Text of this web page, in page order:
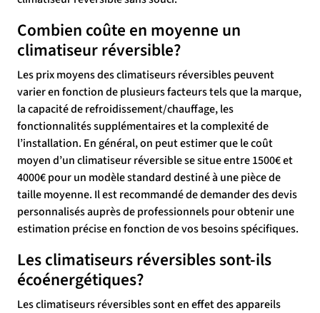
Combien coûte en moyenne un
climatiseur réversible?
Les prix moyens des climatiseurs réversibles peuvent
varier en fonction de plusieurs facteurs tels que la marque,
la capacité de refroidissement/chauffage, les
fonctionnalités supplémentaires et la complexité de
l’installation. En général, on peut estimer que le coût
moyen d’un climatiseur réversible se situe entre 1500€ et
4000€ pour un modèle standard destiné à une pièce de
taille moyenne. Il est recommandé de demander des devis
personnalisés auprès de professionnels pour obtenir une
estimation précise en fonction de vos besoins spécifiques.
Les climatiseurs réversibles sont-ils
écoénergétiques?
Les climatiseurs réversibles sont en effet des appareils